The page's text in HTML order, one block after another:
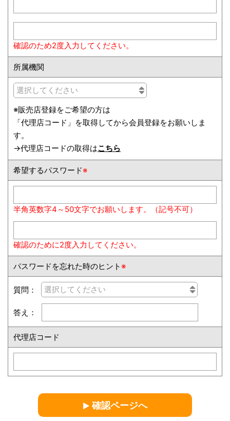
確認のため2度入力してください。
所属機関
※販売店登録をご希望の方は
「代理店コード」を取得してから会員登録をお願いしま
す。
→代理店コードの取得はこちら
希望するパスワード※
半角英数字4～50文字でお願いします。（記号不可）
確認のために2度入力してください。
パスワードを忘れた時のヒント ※
質問：
答え：
代理店コード
確認ページへ